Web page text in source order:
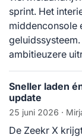
sprint. Het
middenconsole
ambitieuzere
Sneller laden
update
25 juni 2026 ·
De Zeekr X